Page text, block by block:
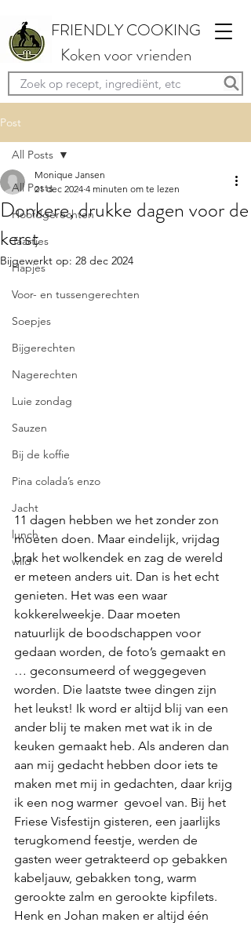
FRIENDLY COOKING
Koken voor vrienden
Post
All Posts
Hoofdgerechten
Taartjes
Hapjes
Voor- en tussengerechten
Soepjes
Bijgerechten
Nagerechten
Luie zondag
Sauzen
Bij de koffie
Pina colada’s enzo
Jacht
lunch
wild
All Posts
Donkere, drukke dagen voor de
kerst
Monique Jansen
21 dec 2024 4 minuten om te lezen
Bijgewerkt op: 28 dec 2024
11 dagen hebben we het zonder zon
moeten doen. Maar eindelijk, vrijdag
brak het wolkendek en zag de wereld
er meteen anders uit. Dan is het echt
genieten. Het was een waar
kokkerelweekje. Daar moeten
natuurlijk de boodschappen voor
gedaan worden, de foto’s gemaakt en
… geconsumeerd of weggegeven
worden. Die laatste twee dingen zijn
het leukst! Ik word er altijd blij van een
ander blij te maken met wat ik in de
keuken gemaakt heb. Als anderen dan
aan mij gedacht hebben door iets te
maken met mij in gedachten, daar krijg
ik een nog warmer  gevoel van. Bij het
Friese Visfestijn gisteren, een jaarlijks
terugkomend feestje, werden de
gasten weer getrakteerd op gebakken
kabeljauw, gebakken tong, warm
gerookte zalm en gerookte kipfilets.
Henk en Johan maken er altijd één